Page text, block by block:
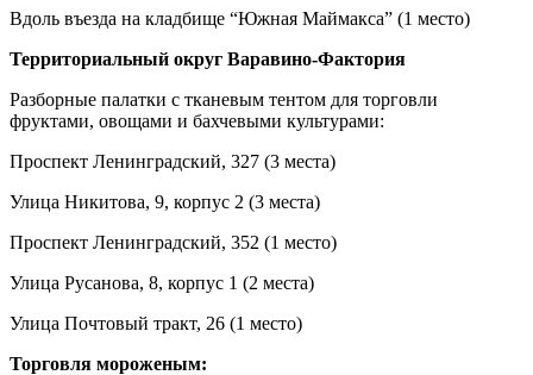
Вдоль въезда на кладбище “Южная Маймакса” (1 место)
Территориальный округ Варавино-Фактория
Разборные палатки с тканевым тентом для торговли
фруктами, овощами и бахчевыми культурами:
Проспект Ленинградский, 327 (3 места)
Улица Никитова, 9, корпус 2 (3 места)
Проспект Ленинградский, 352 (1 место)
Улица Русанова, 8, корпус 1 (2 места)
Улица Почтовый тракт, 26 (1 место)
Торговля мороженым: